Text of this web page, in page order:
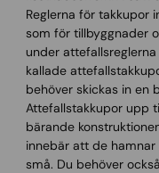
Reglerna för takkupor
som för tillbyggnader
under
kallade
behöver skickas in en
Attefallstakkupor upp
bärande
innebär att de
små. Du behöver